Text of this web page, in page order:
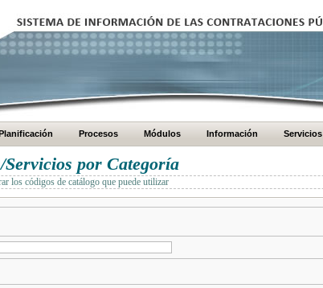
Procesos Módulos Información Servicios
Servicios por Categoría
los códigos de catálogo que puede utilizar